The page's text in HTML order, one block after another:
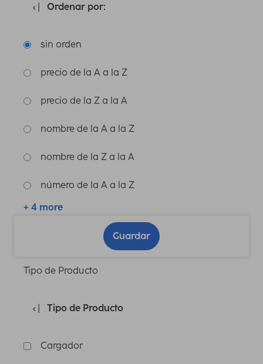
Ordenar por:
sin orden
precio de la A a la Z
precio de la Z a la A
nombre de la A a la Z
nombre de la Z a la A
número de la A a la Z
+ 4 more
Guardar
Tipo de Producto
Tipo de Producto
Cargador